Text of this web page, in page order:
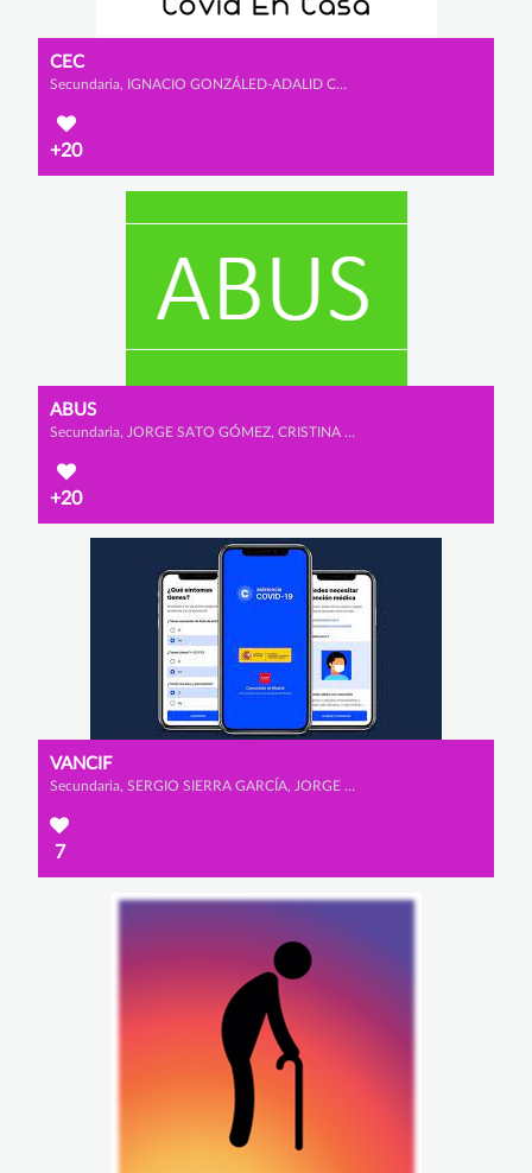
CEC
Secundaria, IGNACIO GONZÁLED-ADALID CHOZAS, JOSÉ GONZÁLEZ-ADALID LLABRÉS y ÁLVARO VALDÉS PIRIZ
+20
ABUS
Secundaria, JORGE SATO GÓMEZ, CRISTINA MALO ESCUDERO y JIMENA GIL VEGA
+20
VANCIF
Secundaria, SERGIO SIERRA GARCÍA, JORGE HERNÁNDEZ MONTERO y EDEL MARTÍNEZ ALONSO
7